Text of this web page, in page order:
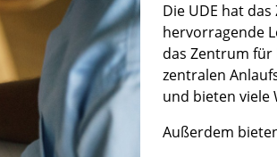
Die UDE hat
hervorragende
das Zentrum für
zentralen
und bieten viele
Außerdem